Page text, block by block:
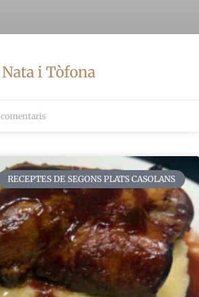
i Tòfona
RECEPTES DE SEGONS PLATS CASOLANS